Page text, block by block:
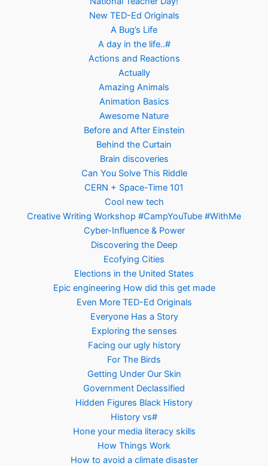
New TED-Ed Originals
A Bug’s Life
A day in the life..#
Actions and Reactions
Actually
Amazing Animals
Animation Basics
Awesome Nature
Before and After Einstein
Behind the Curtain
Brain discoveries
Can You Solve This Riddle
CERN + Space-Time 101
Cool new tech
Creative Writing Workshop #CampYouTube #WithMe
Cyber-Influence & Power
Discovering the Deep
Ecofying Cities
Elections in the United States
Epic engineering How did this get made
Even More TED-Ed Originals
Everyone Has a Story
Exploring the senses
Facing our ugly history
For The Birds
Getting Under Our Skin
Government Declassified
Hidden Figures Black History
History vs#
Hone your media literacy skills
How Things Work
How to avoid a climate disaster